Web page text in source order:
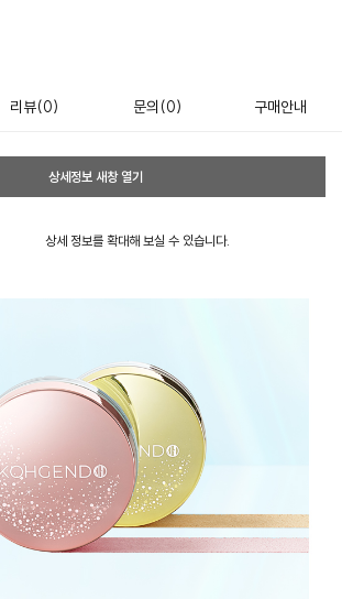
리뷰(0) 문의 (0) 구매안내
상세정보 새창 열기
상세 정보를 확대해 보실 수 있습니다.